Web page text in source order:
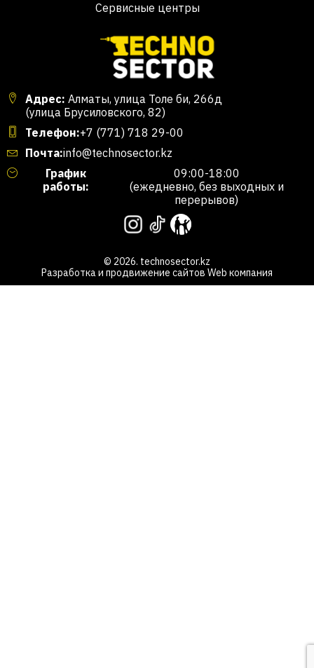
Сервисные центры
Адрес: Алматы, улица Толе би, 266д
(улица Брусиловского, 82)
Телефон:+7 (771) 718 29-00
Почта:info@technosector.kz
График
работы:
09:00-18:00
(ежедневно, без выходных и
перерывов)
© 2026. technosector.kz
Разработка и продвижение сайтов Web компания